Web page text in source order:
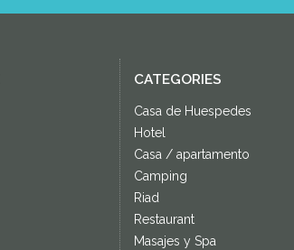
CATEGORIES
Casa de Huespedes
Hotel
Casa / apartamento
Camping
Riad
Restaurant
Masajes y Spa